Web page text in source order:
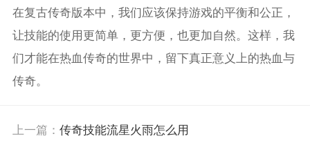
在复古传奇版本中，我们应该保持游戏的平衡和公正，
让技能的使用更简单，更方便，也更加自然。这样，我
们才能在热血传奇的世界中，留下真正意义上的热血与
传奇。
上一篇： 传奇技能流星火雨怎么用